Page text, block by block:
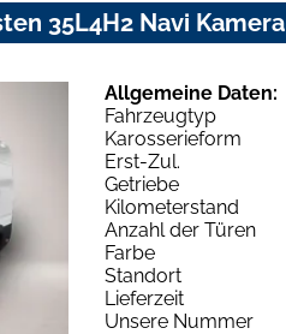
35L4H2 Navi Kamera
Allgemeine Daten:
Fahrzeugtyp
Karosserieform
Erst-Zul.
Getriebe
Kilometerstand
Anzahl der Türen
Farbe
Standort
Lieferzeit
Unsere Nummer